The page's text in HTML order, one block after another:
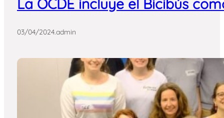
La OCDE incluye el Bicibús
03/04/2024.admin